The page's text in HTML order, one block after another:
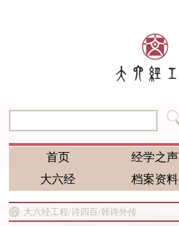
首页 经学之声
大六经
档案资料
大六经工程/诗四百/韩诗外传